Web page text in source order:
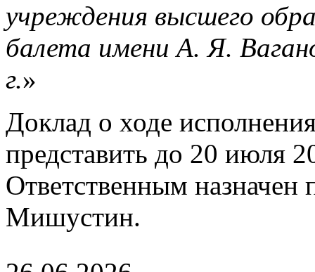
учреждения высшего
балета имени А. Я.
г.»
Доклад о ходе
представить до 20 июля
Ответственным
Мишустин.